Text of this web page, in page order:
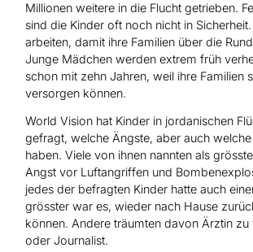
Millionen weitere in die Flucht getrieben.
sind die Kinder oft noch nicht in
arbeiten, damit ihre Familien über die
Junge Mädchen werden extrem früh
schon mit zehn Jahren, weil ihre Familien
versorgen können.
World Vision hat Kinder in jordanischen
gefragt, welche Ängste, aber auch
haben. Viele von ihnen nannten als
Angst vor Luftangriffen und
jedes der befragten Kinder hatte auch
grösster war es, wieder nach Hause
können. Andere träumten davon Ärztin
oder Journalist.